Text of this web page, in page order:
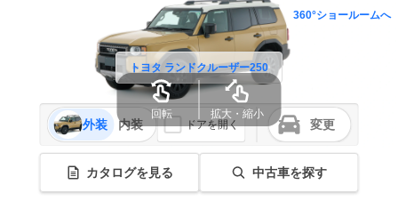
360°ショールームへ
トヨタ ランドクルーザー250
外装 内装 ドアを開く 変更
カタログを見る 中古車を探す
回転 拡大・縮小